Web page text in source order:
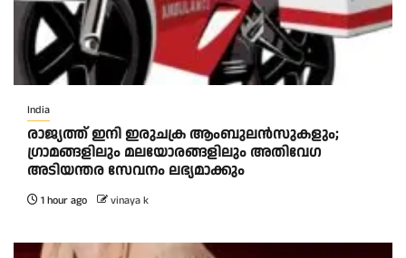
India
രാജ്യത്ത് ഇനി ഇരുചക്ര ആംബുലന്‍സുകളും;
ഗ്രാമങ്ങളിലും മലയോരങ്ങളിലും അതിവേഗ
അടിയന്തര സേവനം ലഭ്യമാക്കും
1 hour ago vinaya k